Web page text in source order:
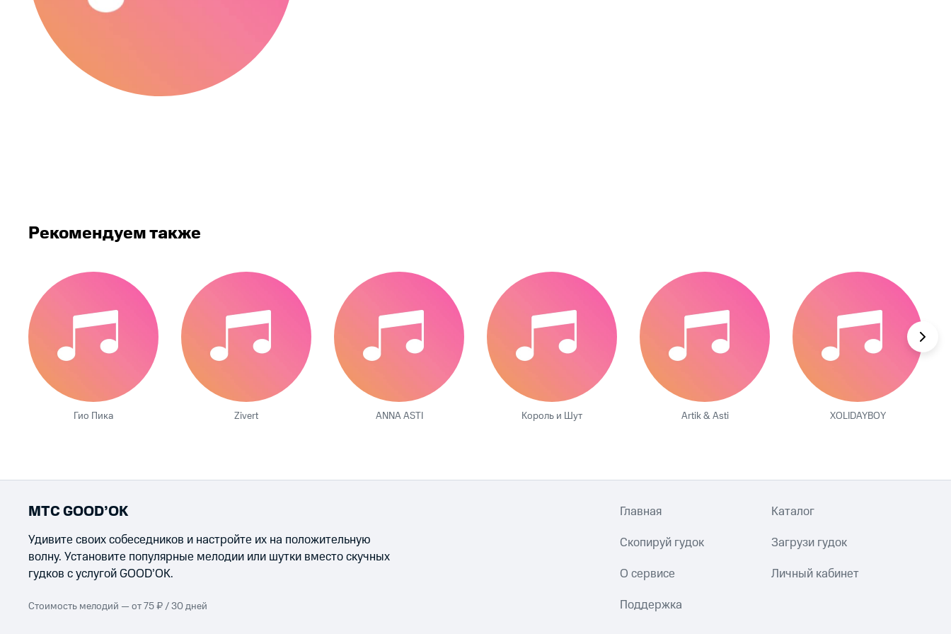
Рекомендуем также
Гио Пика Zivert ANNA ASTI Король и Шут Artik & Asti XOLIDAYBOY
МТС GOOD’OK
Удивите своих собеседников и настройте их на положительную
волну. Установите популярные мелодии или шутки вместо скучных
гудков с услугой GOOD’OK.
Стоимость мелодий — от 75 ₽ / 30 дней
Главная Каталог
Скопируй гудок Загрузи гудок
О сервисе Личный кабинет
Поддержка